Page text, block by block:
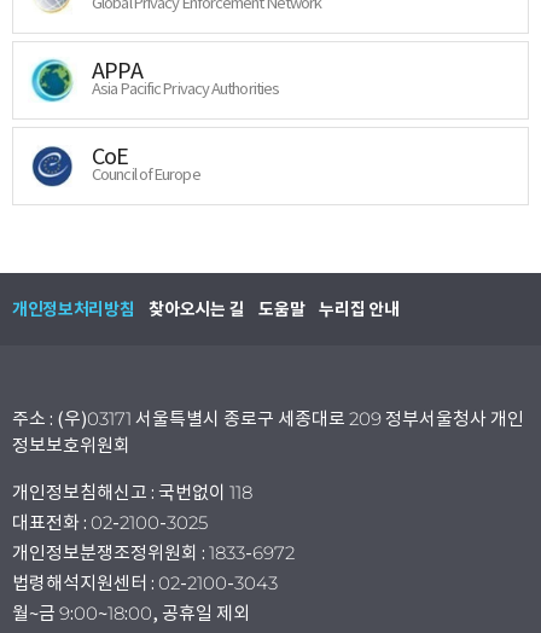
APPA
Asia Pacific Privacy Authorities
CoE
Council of Europe
개인정보처리방침 찾아오시는 길 도움말 누리집 안내
주소 : (우)03171 서울특별시 종로구 세종대로 209 정부서울청사 개인
정보보호위원회
개인정보침해신고 : 국번없이 118
대표전화 : 02-2100-3025
개인정보분쟁조정위원회 : 1833-6972
법령해석지원센터 : 02-2100-3043
월~금 9:00~18:00, 공휴일 제외